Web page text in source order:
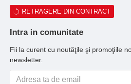
RETRAGERE DIN CONTRACT
Intra in comunitate
Fii la curent cu noutăţile şi promoţiile
newsletter.